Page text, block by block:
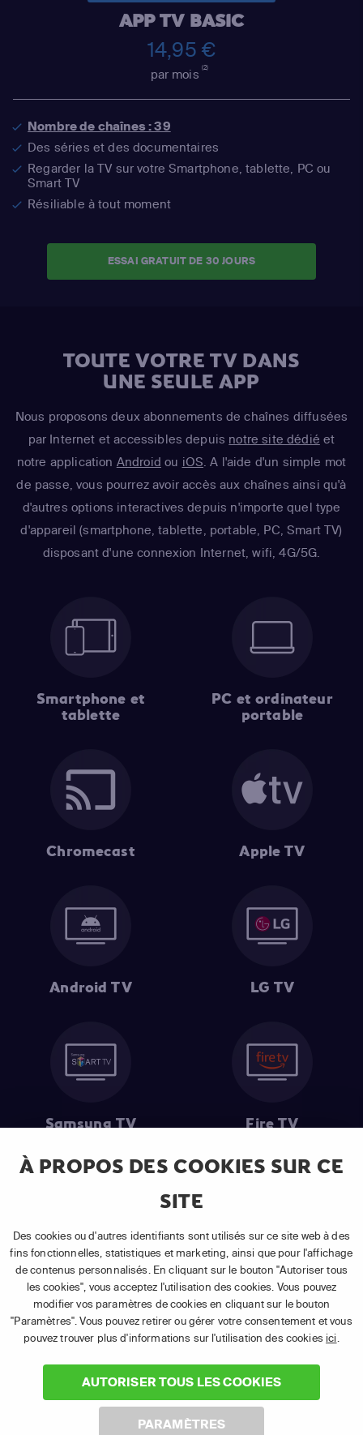
À PROPOS DES COOKIES SUR CE
SITE
Des cookies ou d'autres identifiants sont utilisés sur ce site web à des
fins fonctionnelles, statistiques et marketing, ainsi que pour l'affichage
de contenus personnalisés. En cliquant sur le bouton "Autoriser tous
les cookies", vous acceptez l'utilisation des cookies. Vous pouvez
modifier vos paramètres de cookies en cliquant sur le bouton
"Paramètres". Vous pouvez retirer ou gérer votre consentement et vous
pouvez trouver plus d'informations sur l'utilisation des cookies ici
AUTORISER TOUS LES COOKIES
PARAMÈTRES
APP TV BASIC
14,95 €
par mois(2)
Nombre de chaînes : 39
Des séries et des documentaires
Regarder la TV sur votre Smartphone, tablette, PC ou
Smart TV
Résiliable à tout moment
ESSAI GRATUIT DE 30 JOURS
TOUTE VOTRE TV DANS
UNE SEULE APP
Nous proposons deux abonnements de chaînes diffusées
par Internet et accessibles depuis notre site dédié et
notre application Android ou iOS . A l'aide d'un simple mot
de passe, vous pourrez avoir accès aux chaînes ainsi qu'à
d'autres options interactives depuis n'importe quel type
d'appareil (smartphone, tablette, portable, PC, Smart TV)
disposant d'une connexion Internet, wifi, 4G/5G.
Smartphone et
tablette
PC et ordinateur
portable
Chromecast Apple TV
Android TV LG TV
Samsung TV Fire TV
souscription à un abonnement APP TV Basic.
(2) Prix de l'abonnement : TVA comprise, hors promotion, hors frais
uniques d'activation, hors frais de matériel et hors frais d'installation.
(3) Restart & Replay:Voir toutes les chaînes disposant de cette
fonctionnalité.
2026 Canal+ Luxembourg S. à r.l. - Tous droits réservés.
TÉLÉSAT® est une marque utilisée sous licence par Canal+